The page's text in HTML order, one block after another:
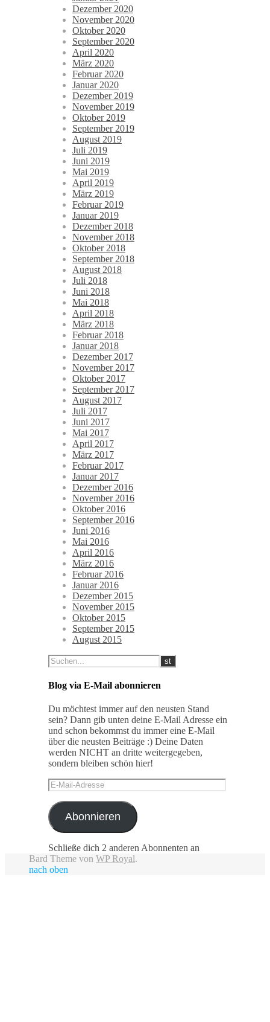
Dezember 2020
November 2020
Oktober 2020
September 2020
April 2020
März 2020
Februar 2020
Januar 2020
Dezember 2019
November 2019
Oktober 2019
September 2019
August 2019
Juli 2019
Juni 2019
Mai 2019
April 2019
März 2019
Februar 2019
Januar 2019
Dezember 2018
November 2018
Oktober 2018
September 2018
August 2018
Juli 2018
Juni 2018
Mai 2018
April 2018
März 2018
Februar 2018
Januar 2018
Dezember 2017
November 2017
Oktober 2017
September 2017
August 2017
Juli 2017
Juni 2017
Mai 2017
April 2017
März 2017
Februar 2017
Januar 2017
Dezember 2016
November 2016
Oktober 2016
September 2016
Juni 2016
Mai 2016
April 2016
März 2016
Februar 2016
Januar 2016
Dezember 2015
November 2015
Oktober 2015
September 2015
August 2015
Blog via E-Mail abonnieren
Du möchtest immer auf den neusten Stand
sein? Dann gib unten deine E-Mail Adresse ein
und schon bekommst du immer eine E-Mail
über die neusten Beiträge :) Deine Daten
werden NICHT an dritte weitergegeben,
sondern bleiben schön hier!
E-
Mail-
Adresse
Abonnieren
Schließe dich 2 anderen Abonnenten an
Bard Theme von WP Royal.
nach oben